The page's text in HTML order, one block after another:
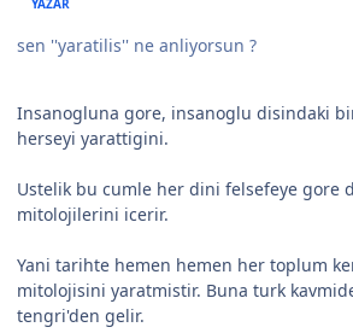
YAZAR
sen ''yaratilis'' ne anliyorsun ?
Insanogluna gore, insanoglu disindaki
herseyi yarattigini.
Ustelik bu cumle her dini felsefeye gore
mitolojilerini icerir.
Yani tarihte hemen hemen her toplum
mitolojisini yaratmistir. Buna turk
tengri'den gelir.